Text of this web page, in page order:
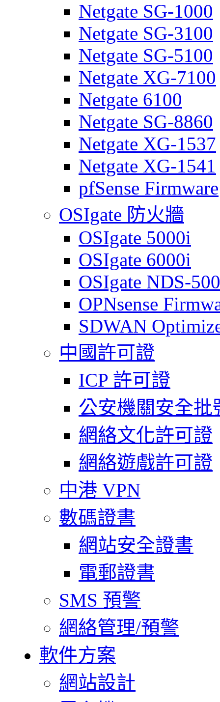
Netgate SG-1000
Netgate SG-3100
Netgate SG-5100
Netgate XG-7100
Netgate 6100
Netgate SG-8860
Netgate XG-1537
Netgate XG-1541
pfSense Firmware
OSIgate 防火牆
OSIgate 5000i
OSIgate 6000i
OSIgate NDS-
OPNsense
SDWAN
中國許可證
ICP 許可證
公安機關安全批
網絡文化許可證
網絡遊戲許可證
中港 VPN
數碼證書
網站安全證書
電郵證書
SMS 預警
網絡管理/預警
軟件方案
網站設計